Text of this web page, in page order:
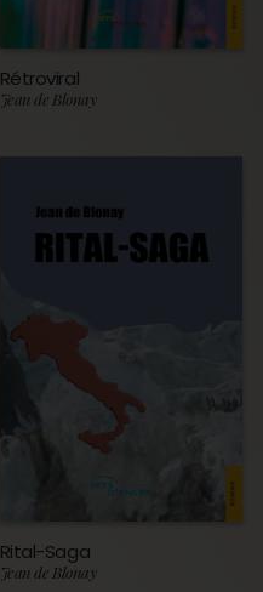
Rétroviral
Jean de Blonay
Rital-Saga
Jean de Blonay